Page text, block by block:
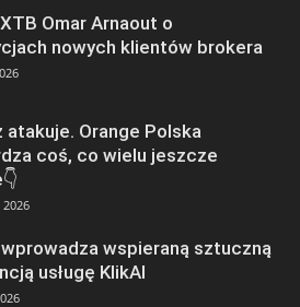
Omar Arnaout o
nowych klientów brokera
atakuje. Orange Polska
coś, co wielu jeszcze
wspieraną sztuczną
usługę KlikAI